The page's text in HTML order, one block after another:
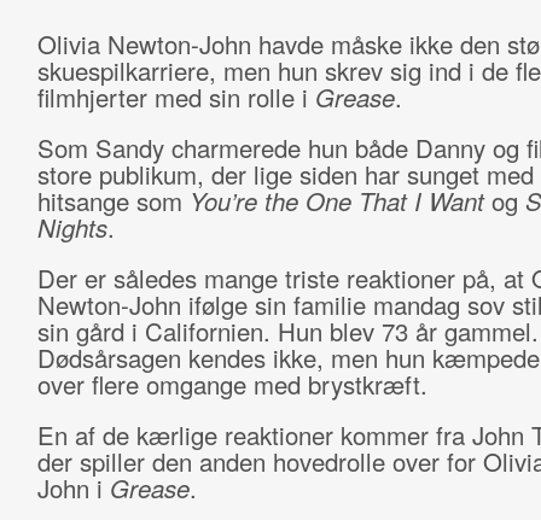
Olivia Newton-John havde måske ikke den
skuespilkarriere, men hun skrev sig ind i de
filmhjerter med sin rolle i Grease.
Som Sandy charmerede hun både Danny og
store publikum, der lige siden har sunget med
hitsange som You’re the One That I Wantog
Nights.
Der er således mange triste reaktioner på, at
Newton-John ifølge sin familie mandag sov
sin gård i Californien. Hun blev 73 år gammel.
Dødsårsagen kendes ikke, men hun
over flere omgange med brystkræft.
En af de kærlige reaktioner kommer fra John
der spiller den anden hovedrolle over for
John i Grease.